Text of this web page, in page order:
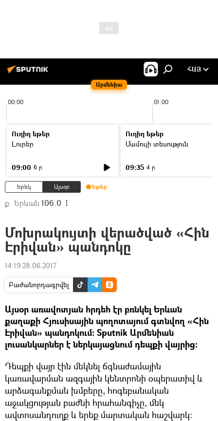
Արմենիա
ՀԱՅ
00:00 01:00
Ուղիղ եթեր
Լուրեր
09:00 6 ր
Ուղիղ եթեր
Մամուլի տեսություն
09:35 4 ր
Երեկ Այսօր Եթեր
ք. Երևան 106.0
Մոխրակույտի վերածված «Հին
Էրիվան» պանդոկը
14:19 28.06.2017
Բաժանորդագրվել
Այսօր առավոտյան հրդեհ էր բռնկել Երևան
քաղաքի Հյուսիսային պողոտայում գտնվող «Հին
Էրիվան» պանդոկում։ Sputnik Արմենիան
լուսանկարներ է ներկայացնում դեպքի վայրից։
Դեպքի վայր էին մեկնել ճգնաժամային
կառավարման ազգային կենտրոնի օպերատիվ և
արձագանքման խմբերը, հոգեբանական
աջակցության բաժնի հրահանգիչը, մեկ
ավտոսանդուղք և երեք մարտական հաշվարկ: